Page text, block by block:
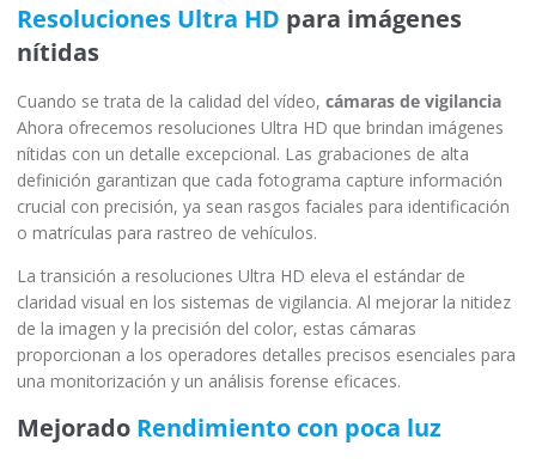
Resoluciones Ultra HD para imágenes
nítidas
Cuando se trata de la calidad del vídeo, cámaras de vigilancia
Ahora ofrecemos resoluciones Ultra HD que brindan imágenes
nítidas con un detalle excepcional. Las grabaciones de alta
definición garantizan que cada fotograma capture información
crucial con precisión, ya sean rasgos faciales para identificación
o matrículas para rastreo de vehículos.
La transición a resoluciones Ultra HD eleva el estándar de
claridad visual en los sistemas de vigilancia. Al mejorar la nitidez
de la imagen y la precisión del color, estas cámaras
proporcionan a los operadores detalles precisos esenciales para
una monitorización y un análisis forense eficaces.
Mejorado Rendimiento con poca luz